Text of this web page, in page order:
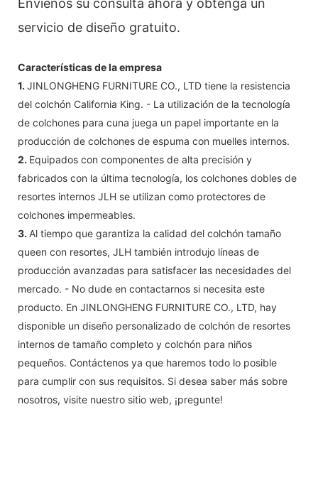
Envíenos su consulta ahora y obtenga un
servicio de diseño gratuito.
Características de la empresa
1. JINLONGHENG FURNITURE CO., LTD tiene la resistencia
del colchón California King. - La utilización de la tecnología
de colchones para cuna juega un papel importante en la
producción de colchones de espuma con muelles internos.
2. Equipados con componentes de alta precisión y
fabricados con la última tecnología, los colchones dobles de
resortes internos JLH se utilizan como protectores de
colchones impermeables.
3. Al tiempo que garantiza la calidad del colchón tamaño
queen con resortes, JLH también introdujo líneas de
producción avanzadas para satisfacer las necesidades del
mercado. - No dude en contactarnos si necesita este
producto. En JINLONGHENG FURNITURE CO., LTD, hay
disponible un diseño personalizado de colchón de resortes
internos de tamaño completo y colchón para niños
pequeños. Contáctenos ya que haremos todo lo posible
para cumplir con sus requisitos. Si desea saber más sobre
nosotros, visite nuestro sitio web, ¡pregunte!